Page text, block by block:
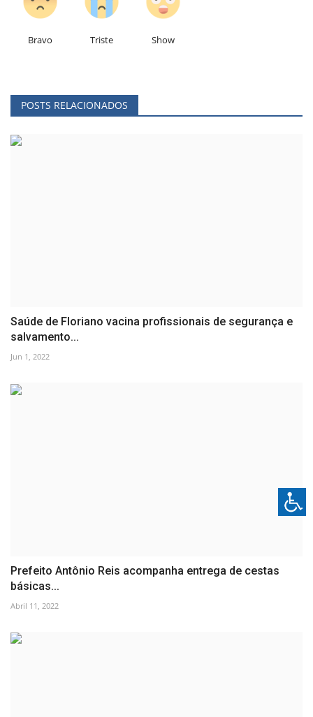
Bravo Triste Show
POSTS RELACIONADOS
Saúde de Floriano vacina profissionais de segurança e
salvamento...
Jun 1, 2022
Prefeito Antônio Reis acompanha entrega de cestas
básicas...
Abril 11, 2022